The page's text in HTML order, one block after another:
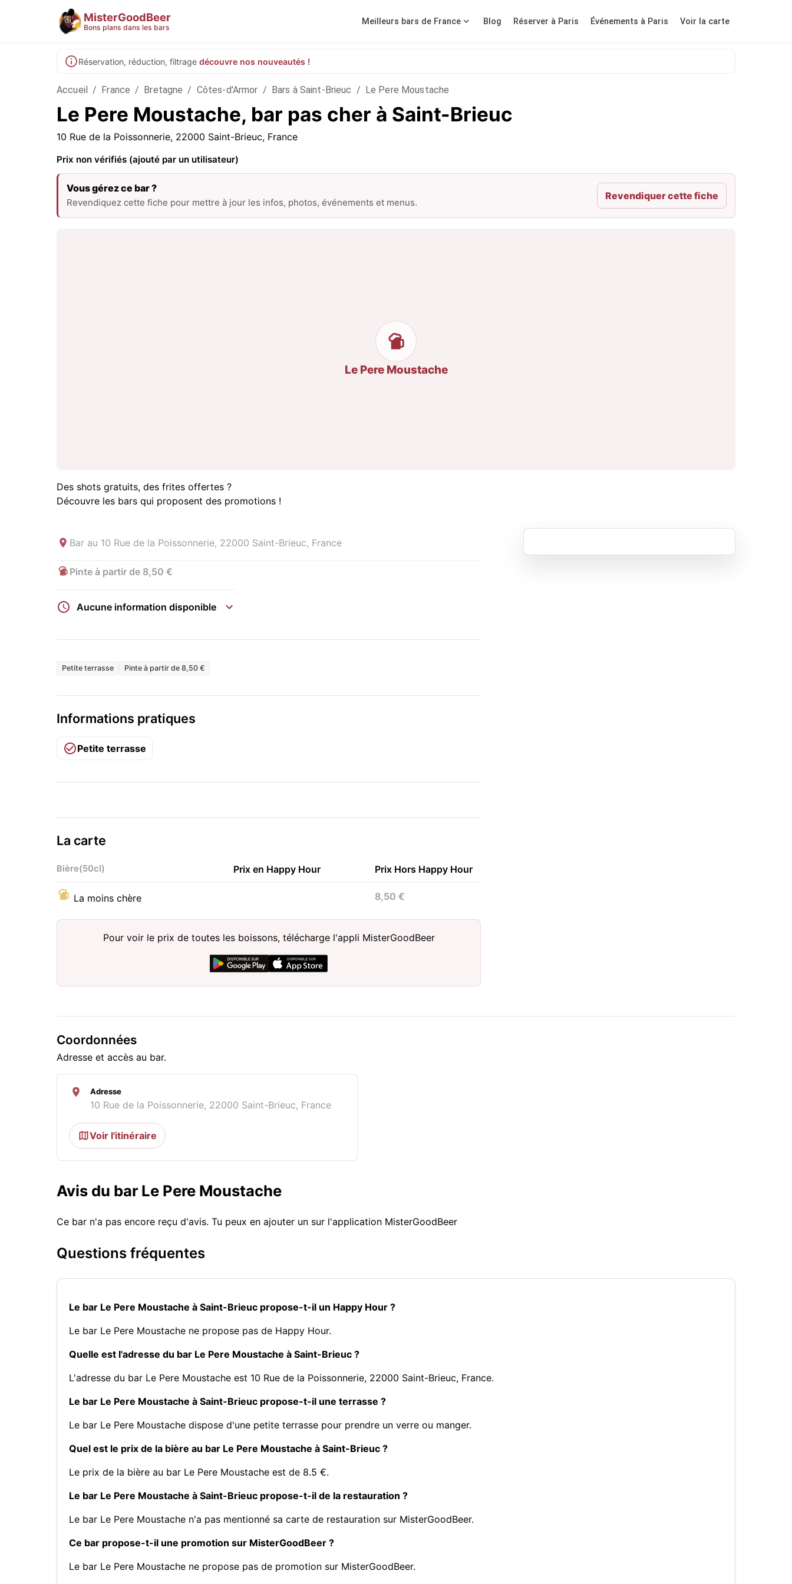
MisterGoodBeer
Bons plans dans les bars
Meilleurs bars de France Blog Réserver à Paris Événements à Paris Voir la carte
Réservation, réduction, filtrage découvre nos nouveautés !
Accueil / France / Bretagne / Côtes-d'Armor / Bars à Saint-Brieuc / Le Pere Moustache
Le Pere Moustache, bar pas cher à Saint-Brieuc
10 Rue de la Poissonnerie, 22000 Saint-Brieuc, France
Prix non vérifiés (ajouté par un utilisateur)
Vous gérez ce bar ?
Revendiquez cette fiche pour mettre à jour les infos, photos, événements et menus.
Revendiquer cette fiche
Le Pere Moustache
Des shots gratuits, des frites offertes ?
Découvre les bars qui proposent des promotions !
Bar au 10 Rue de la Poissonnerie, 22000 Saint-Brieuc, France
Pinte à partir de 8,50 €
Aucune information disponible
Petite terrasse Pinte à partir de 8,50 €
Informations pratiques
Petite terrasse
La carte
Bière(50cl) Prix en Happy Hour Prix Hors Happy Hour
La moins chère 8,50 €
Pour voir le prix de toutes les boissons, télécharge l'appli MisterGoodBeer
Coordonnées
Adresse et accès au bar.
Adresse
10 Rue de la Poissonnerie, 22000 Saint-Brieuc, France
Voir l'itinéraire
Avis du bar Le Pere Moustache
Ce bar n'a pas encore reçu d'avis. Tu peux en ajouter un sur l'application MisterGoodBeer
Questions fréquentes
Le bar Le Pere Moustache à Saint-Brieuc propose-t-il un Happy Hour ?
Le bar Le Pere Moustache ne propose pas de Happy Hour.
Quelle est l'adresse du bar Le Pere Moustache à Saint-Brieuc ?
L'adresse du bar Le Pere Moustache est 10 Rue de la Poissonnerie, 22000 Saint-Brieuc, France.
Le bar Le Pere Moustache à Saint-Brieuc propose-t-il une terrasse ?
Le bar Le Pere Moustache dispose d'une petite terrasse pour prendre un verre ou manger.
Quel est le prix de la bière au bar Le Pere Moustache à Saint-Brieuc ?
Le prix de la bière au bar Le Pere Moustache est de 8.5 €.
Le bar Le Pere Moustache à Saint-Brieuc propose-t-il de la restauration ?
Le bar Le Pere Moustache n'a pas mentionné sa carte de restauration sur MisterGoodBeer.
Ce bar propose-t-il une promotion sur MisterGoodBeer ?
Le bar Le Pere Moustache ne propose pas de promotion sur MisterGoodBeer.